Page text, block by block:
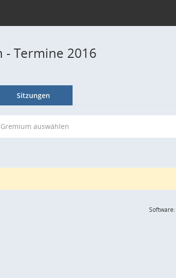
- Termine 2016
Sitzungen
Gremium auswählen
Software: